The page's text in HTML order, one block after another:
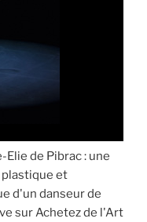
de Pibrac : une
et
d'un danseur de
sur Achetez de l'Art